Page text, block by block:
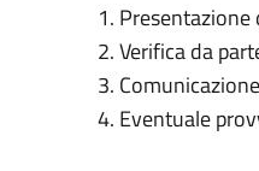
Presentazione
Verifica da
Eventuale